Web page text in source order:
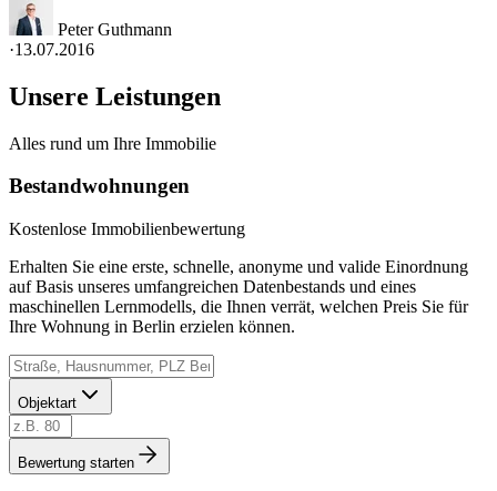
Peter Guthmann
·13.07.2016
Unsere Leistungen
Alles rund um Ihre Immobilie
Bestandwohnungen
Kostenlose Immobilienbewertung
Erhalten Sie eine erste, schnelle, anonyme und valide Einordnung
auf Basis unseres umfangreichen Datenbestands und eines
maschinellen Lernmodells, die Ihnen verrät, welchen Preis Sie für
Ihre Wohnung in Berlin erzielen können.
Objektart
Bewertung starten